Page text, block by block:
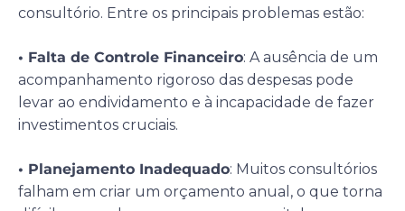
consultório. Entre os principais problemas estão:
• Falta de Controle Financeiro: A ausência de um
acompanhamento rigoroso das despesas pode
levar ao endividamento e à incapacidade de fazer
investimentos cruciais.
• Planejamento Inadequado: Muitos consultórios
falham em criar um orçamento anual, o que torna